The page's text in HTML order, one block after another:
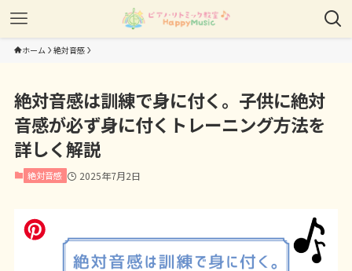
ホーム 絶対音感
絶対音感は訓練で身に付く。子供に絶対
音感が必ず身に付くトレーニング方法を
詳しく解説
絶対音感 2025年7月2日